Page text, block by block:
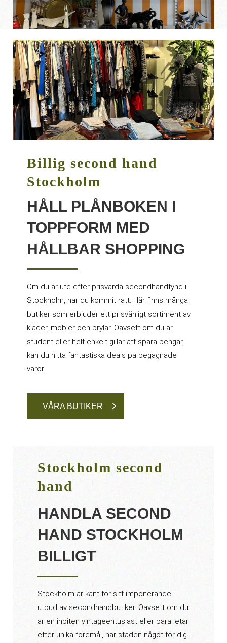
Billig second hand
Stockholm
HÅLL PLÅNBOKEN I
TOPPFORM MED
HÅLLBAR SHOPPING
Om du är ute efter prisvärda secondhandfynd i
Stockholm, har du kommit rätt. Här finns många
butiker som erbjuder ett prisvänligt sortiment av
kläder, möbler och prylar. Oavsett om du är
student eller helt enkelt gillar att spara pengar,
kan du hitta fantastiska deals på begagnade
varor.
VÅRA BUTIKER
Stockholm second
hand
HANDLA SECOND
HAND STOCKHOLM
BILLIGT
Stockholm är känt för sitt imponerande
utbud av secondhandbutiker. Oavsett om du
är en inbiten vintageentusiast eller bara letar
efter unika föremål, har staden något för dig.